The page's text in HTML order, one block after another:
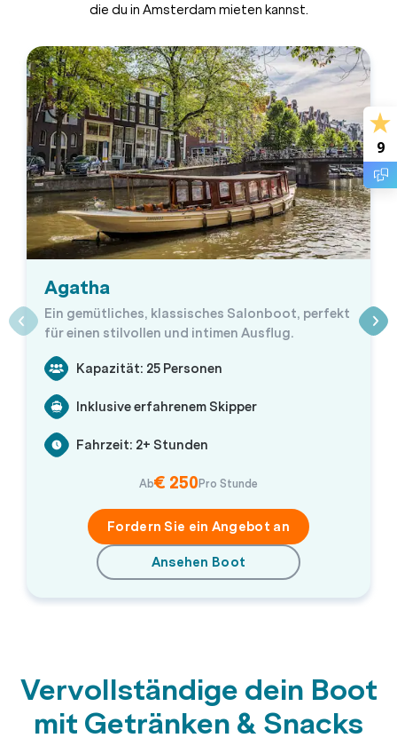
die du in Amsterdam mieten kannst.
Agatha
Ein gemütliches, klassisches Salonboot, perfekt
für einen stilvollen und intimen Ausflug.
Kapazität: 25 Personen
Inklusive erfahrenem Skipper
Fahrzeit: 2+ Stunden
Ab€ 250Pro Stunde
Fordern Sie ein Angebot an
Ansehen Boot
Vervollständige dein Boot
mit Getränken & Snacks
9